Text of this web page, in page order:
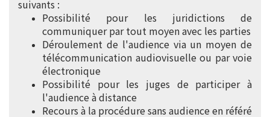
suivants :
Possibilité pour les juridictions de
communiquer par tout moyen avec les parties
Déroulement de l'audience via un moyen de
télécommunication audiovisuelle ou par voie
électronique
Possibilité pour les juges de participer à
l'audience à distance
Recours à la procédure sans audience en référé